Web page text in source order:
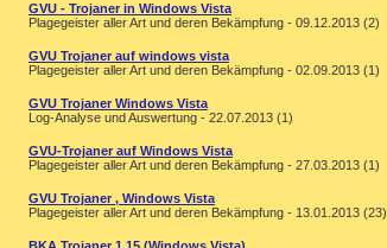
GVU - Trojaner in Windows Vista
Plagegeister aller Art und deren Bekämpfung - 09.12.2013 (2)
GVU Trojaner auf windows vista
Plagegeister aller Art und deren Bekämpfung - 02.09.2013 (1)
GVU Trojaner Windows Vista
Log-Analyse und Auswertung - 22.07.2013 (1)
GVU-Trojaner auf Windows Vista
Plagegeister aller Art und deren Bekämpfung - 27.03.2013 (1)
GVU Trojaner , Windows Vista
Plagegeister aller Art und deren Bekämpfung - 13.01.2013 (23)